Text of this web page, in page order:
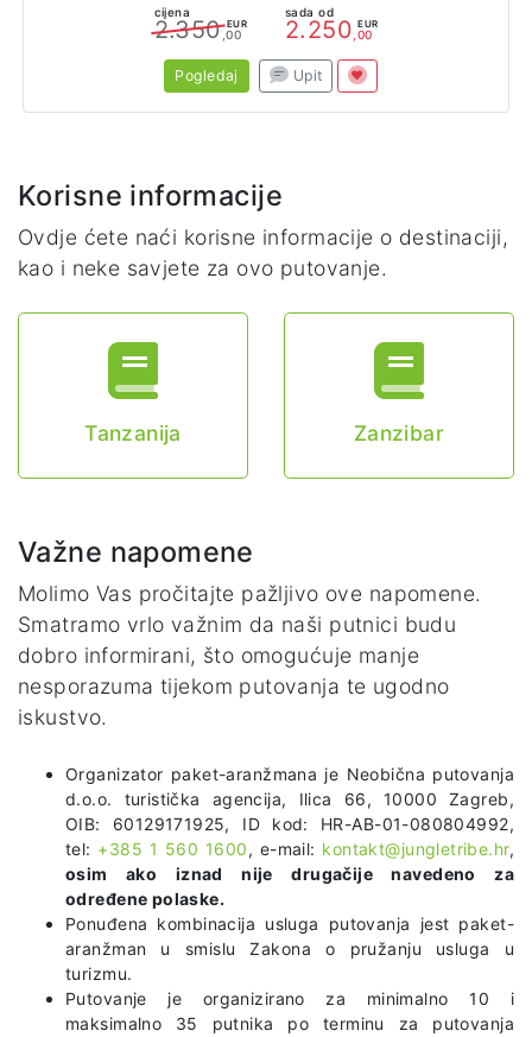
cijena
2.350 EUR
,00
sada od
2.250 EUR
,00
Pogledaj Upit
Korisne informacije
Ovdje ćete naći korisne informacije o destinaciji,
kao i neke savjete za ovo putovanje.
Tanzanija Zanzibar
Važne napomene
Molimo Vas pročitajte pažljivo ove napomene.
Smatramo vrlo važnim da naši putnici budu
dobro informirani, što omogućuje manje
nesporazuma tijekom putovanja te ugodno
iskustvo.
Organizator paket-aranžmana je Neobična putovanja
d.o.o. turistička agencija, Ilica 66, 10000 Zagreb,
OIB: 60129171925, ID kod: HR-AB-01-080804992,
tel: +385 1 560 1600, e-mail: kontakt@jungletribe.hr,
osim ako iznad nije drugačije navedeno za
određene polaske.
Ponuđena kombinacija usluga putovanja jest paket-
aranžman u smislu Zakona o pružanju usluga u
turizmu.
Putovanje je organizirano za minimalno 10 i
maksimalno 35 putnika po terminu za putovanja